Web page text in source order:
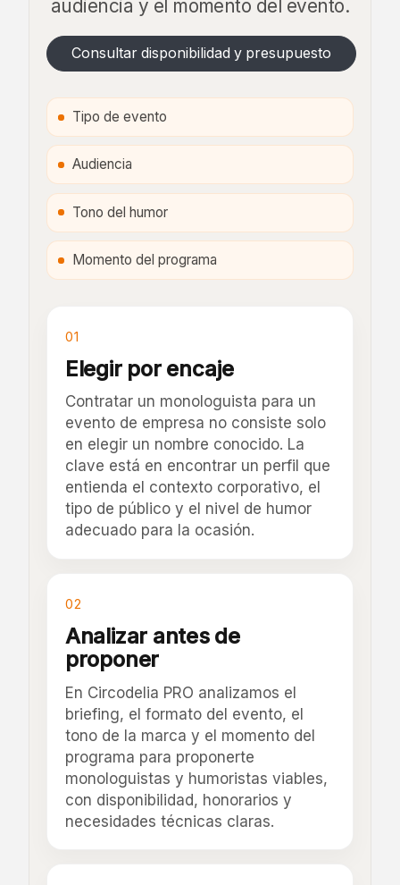
audiencia y el momento del evento.
Consultar disponibilidad y presupuesto
Tipo de evento
Audiencia
Tono del humor
Momento del programa
01
Elegir por encaje
Contratar un monologuista para un
evento de empresa no consiste solo
en elegir un nombre conocido. La
clave está en encontrar un perfil que
entienda el contexto corporativo, el
tipo de público y el nivel de humor
adecuado para la ocasión.
02
Analizar antes de
proponer
En Circodelia PRO analizamos el
briefing, el formato del evento, el
tono de la marca y el momento del
programa para proponerte
monologuistas y humoristas viables,
con disponibilidad, honorarios y
necesidades técnicas claras.